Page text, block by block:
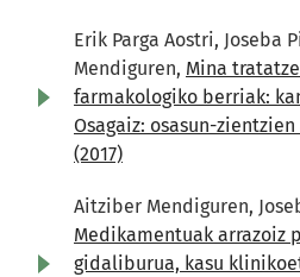
Erik Parga Aostri, Joseba
Mendiguren, Mina
farmakologiko berriak:
Osagaiz: osasun-
(2017)
Aitziber Mendiguren,
Medikamentuak arrazoiz
gidaliburua, kasu